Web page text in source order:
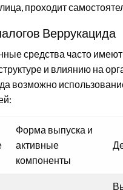
проходит
Веррукацида
средства часто
и влиянию на
возможно
Форма выпуска и
активные
компоненты